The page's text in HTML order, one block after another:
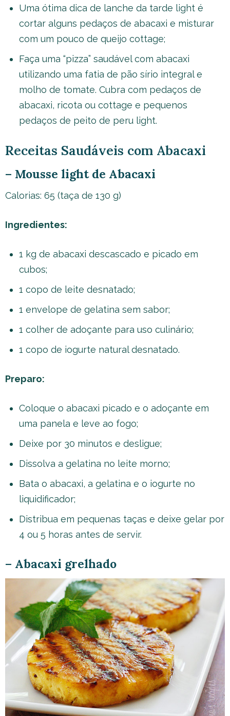
Uma ótima dica de lanche da tarde light é
cortar alguns pedaços de abacaxi e misturar
com um pouco de queijo cottage;
Faça uma “pizza” saudável com abacaxi
utilizando uma fatia de pão sírio integral e
molho de tomate. Cubra com pedaços de
abacaxi, ricota ou cottage e pequenos
pedaços de peito de peru light.
Receitas Saudáveis com Abacaxi
– Mousse light de Abacaxi
Calorias: 65 (taça de 130 g)
Ingredientes:
1 kg de abacaxi descascado e picado em
cubos;
1 copo de leite desnatado;
1 envelope de gelatina sem sabor;
1 colher de adoçante para uso culinário;
1 copo de iogurte natural desnatado.
Preparo:
Coloque o abacaxi picado e o adoçante em
uma panela e leve ao fogo;
Deixe por 30 minutos e desligue;
Dissolva a gelatina no leite morno;
Bata o abacaxi, a gelatina e o iogurte no
liquidificador;
Distribua em pequenas taças e deixe gelar por
4 ou 5 horas antes de servir.
– Abacaxi grelhado